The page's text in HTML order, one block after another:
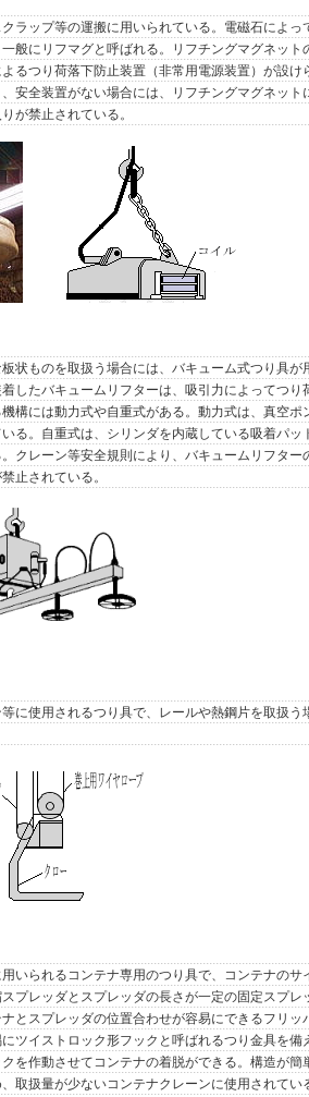
ラップ等の運搬に用いられている。電磁石によっ
般にリフマグと呼ばれる。リフチングマグネット
るつり荷落下防止装置（非常用電源装置）が設け
安全装置がない場合には、リフチングマグネット
が禁止されている。
状ものを取扱う場合には、バキューム式つり具が
したバキュームリフターは、吸引力によってつり
構には動力式や自重式がある。動力式は、真空ポ
る。自重式は、シリンダを内蔵している吸着パッ
クレーン等安全規則により、バキュームリフター
止されている。
に使用されるつり具で、レールや熱鋼片を取扱う
いられるコンテナ専用のつり具で、コンテナのサ
プレッダとスプレッダの長さが一定の固定スプレ
とスプレッダの位置合わせが容易にできるフリッ
ツイストロック形フックと呼ばれるつり金具を備
を作動させてコンテナの着脱ができる。構造が簡
取扱量が少ないコンテナクレーンに使用されてい